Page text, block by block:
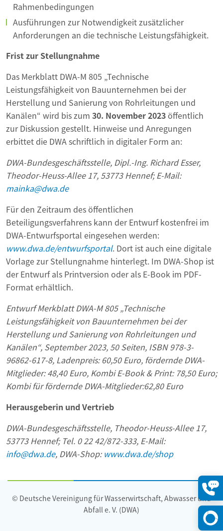
Rahmenbedingungen
Ausführungen zur Notwendigkeit zusätzlicher
Anforderungen an die technische Leistungsfähigkeit.
Frist zur Stellungnahme
Das Merkblatt DWA-M 805 „Technische
Leistungsfähigkeit von Bauunternehmen bei der
Herstellung und Sanierung von Rohrleitungen und
Kanälen“ wird bis zum 30. November 2023öffentlich
zur Diskussion gestellt. Hinweise und Anregungen
erbittet die DWA schriftlich in digitaler Form an:
DWA-Bundesgeschäftsstelle, Dipl.-Ing. Richard Esser,
Theodor-Heuss-Allee 17, 53773 Hennef; E-Mail:
mainka@dwa.de
Für den Zeitraum des öffentlichen
Beteiligungsverfahrens kann der Entwurf kostenfrei im
DWA-Entwurfsportal eingesehen werden:
www.dwa.de/entwurfsportal. Dort ist auch eine digitale
Vorlage zur Stellungnahme hinterlegt. Im DWA-Shop ist
der Entwurf als Printversion oder als E-Book im PDF-
Format erhältlich.
Entwurf Merkblatt DWA-M 805 „Technische
Leistungsfähigkeit von Bauunternehmen bei der
Herstellung und Sanierung von Rohrleitungen und
Kanälen“, September 2023, 50 Seiten, ISBN 978-3-
96862-617-8, Ladenpreis: 60,50 Euro, fördernde DWA-
Mitglieder: 48,40 Euro, Kombi E-Book & Print: 78,50 Euro;
Kombi für fördernde DWA-Mitglieder:62,80 Euro
Herausgeberin und Vertrieb
DWA-Bundesgeschäftsstelle, Theodor-Heuss-Allee 17,
53773 Hennef; Tel. 0 22 42/872-333, E-Mail:
info@dwa.de, DWA-Shop: www.dwa.de/shop
© Deutsche Vereinigung für Wasserwirtschaft, Abwasser und
Abfall e. V. (DWA)